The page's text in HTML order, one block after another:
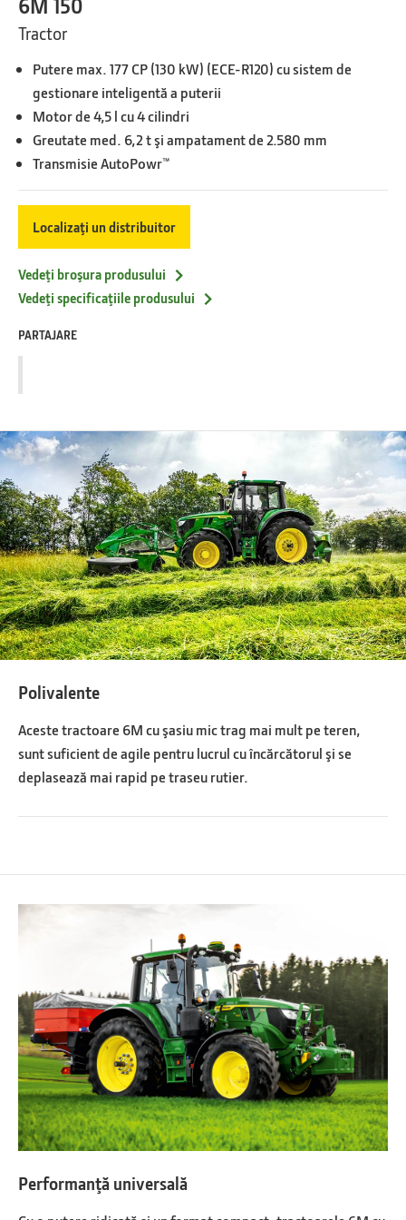
6M 150
Tractor
Putere max. 177 CP (130 kW) (ECE-R120) cu sistem de
gestionare inteligentă a puterii
Motor de 4,5 l cu 4 cilindri
Greutate med. 6,2 t şi ampatament de 2.580 mm
Transmisie AutoPowr™
Localizaţi un distribuitor
Vedeţi broşura produsului
Vedeţi specificaţiile produsului
PARTAJARE
Polivalente
Aceste tractoare 6M cu şasiu mic trag mai mult pe teren,
sunt suficient de agile pentru lucrul cu încărcătorul şi se
deplasează mai rapid pe traseu rutier.
Performanţă universală